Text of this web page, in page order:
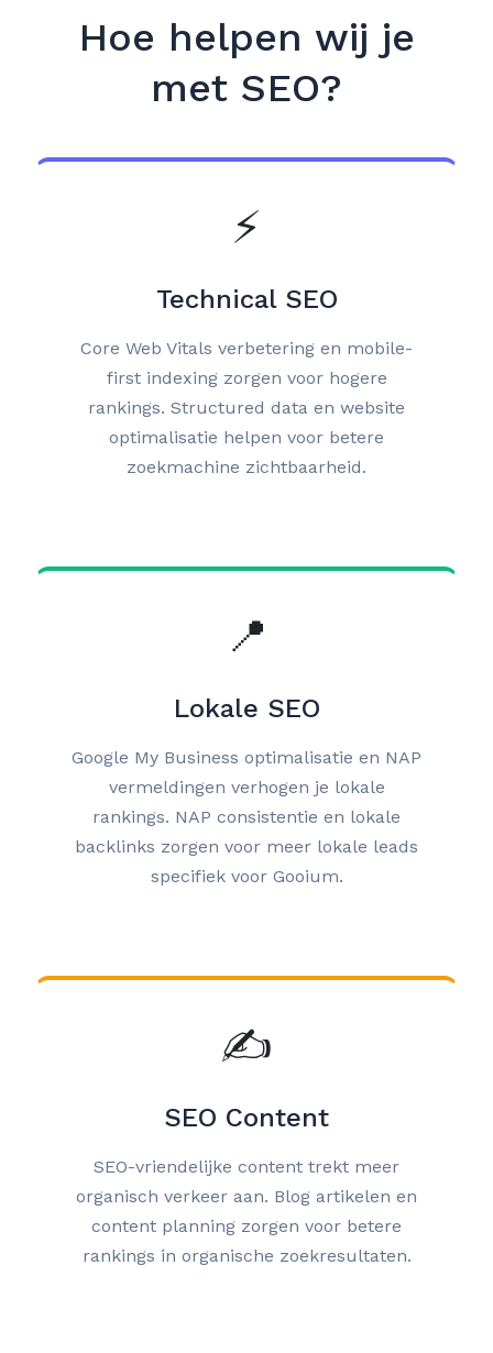
Hoe helpen wij je
met SEO?
⚡
Technical SEO
Core Web Vitals verbetering en mobile-
first indexing zorgen voor hogere
rankings. Structured data en website
optimalisatie helpen voor betere
zoekmachine zichtbaarheid.
📍
Lokale SEO
Google My Business optimalisatie en NAP
vermeldingen verhogen je lokale
rankings. NAP consistentie en lokale
backlinks zorgen voor meer lokale leads
specifiek voor Gooium.
✍️
SEO Content
SEO-vriendelijke content trekt meer
organisch verkeer aan. Blog artikelen en
content planning zorgen voor betere
rankings in organische zoekresultaten.